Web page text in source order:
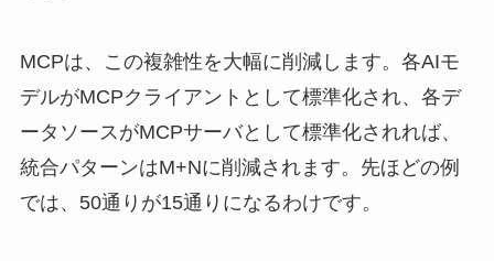
MCPは、この複雑性を大幅に削減します。各AIモ
デルがMCPクライアントとして標準化され、各デ
ータソースがMCPサーバとして標準化されれば、
統合パターンはM+Nに削減されます。先ほどの例
では、50通りが15通りになるわけです。